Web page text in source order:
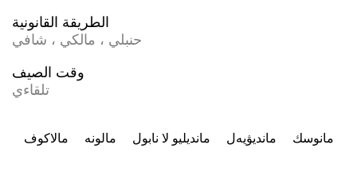
الطريقة القانونية
حنبلي ، مالكي ، شافي
وقت الصيف
تلقاءي
مالاكوف مالونە مانديليو لا نابول مانديۋيەل مانوسك